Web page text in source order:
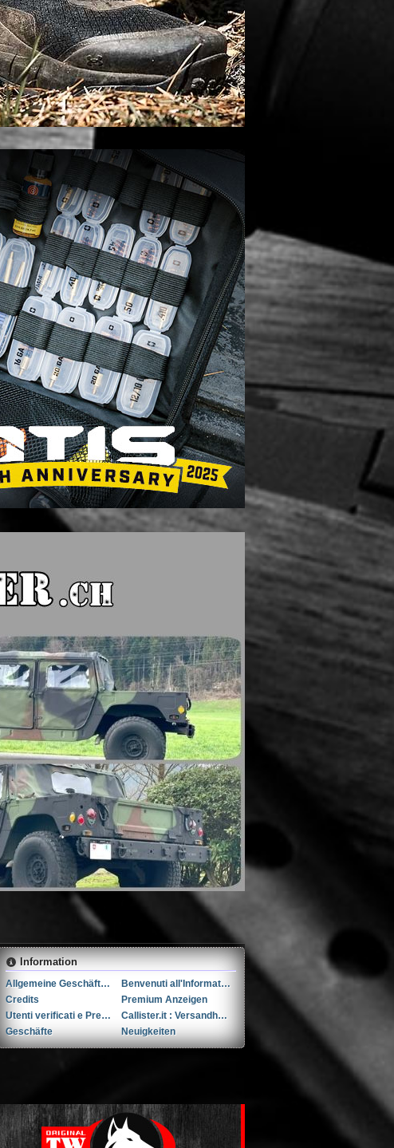
Information
Allgemeine Geschäftsbedingungen (AGB)s
Benvenuti all'Informativa sulla Privacy
Credits
Premium Anzeigen
Utenti verificati e Premium
Callister.it : Versandhandel seit 2002
Geschäfte
Neuigkeiten